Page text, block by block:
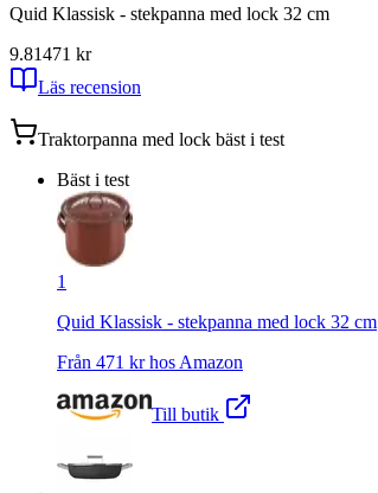
Quid Klassisk - stekpanna med lock 32 cm
9.81471 kr
Läs recension
Traktorpanna med lock bäst i test
Bäst i test
1
Quid Klassisk - stekpanna med lock 32 cm
Från 471 kr hos Amazon
Till butik